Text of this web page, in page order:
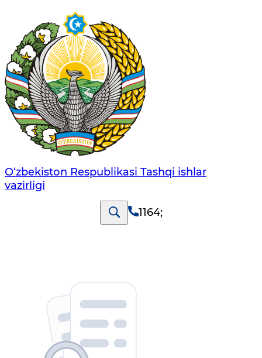
O‘zbеkistоn Rеspublikаsi Tashqi ishlаr
vаzirligi
1164;